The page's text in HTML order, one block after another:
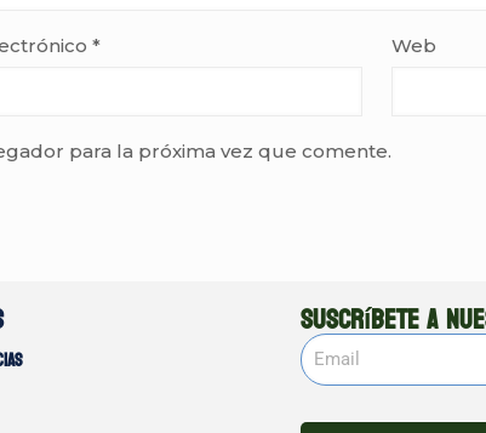
* Web
para la próxima vez que comente.
Suscríbete a